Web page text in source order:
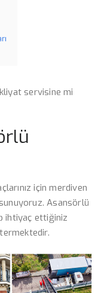
servisine mi
için merdiven
Asansörlü
ihtiyaç ettiğiniz